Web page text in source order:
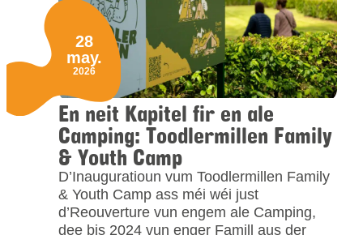
En neit Kapitel fir en ale
Camping: Toodlermillen Family
& Youth Camp
D’Inauguratioun vum Toodlermillen Family
& Youth Camp ass méi wéi just
d’Reouverture vun engem ale Camping,
dee bis 2024 vun enger Famill aus der
28
may.
2026